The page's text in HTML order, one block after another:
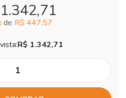
de R$ 447,57
R$ 1.342,71